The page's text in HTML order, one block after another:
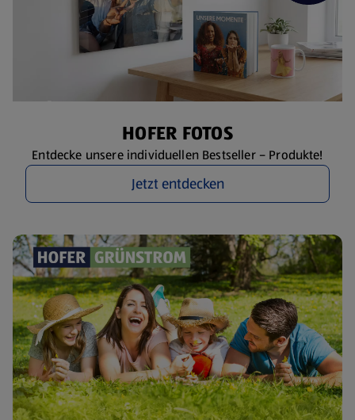
HOFER FOTOS
Entdecke unsere individuellen Bestseller – Produkte!
Jetzt entdecken